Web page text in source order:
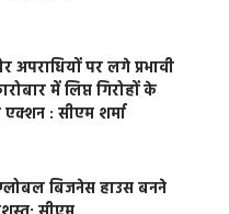
अपराधियों पर लगे प्रभावी
में लिप्त गिरोहों के
: सीएम शर्मा
बिजनेस हाउस बनने